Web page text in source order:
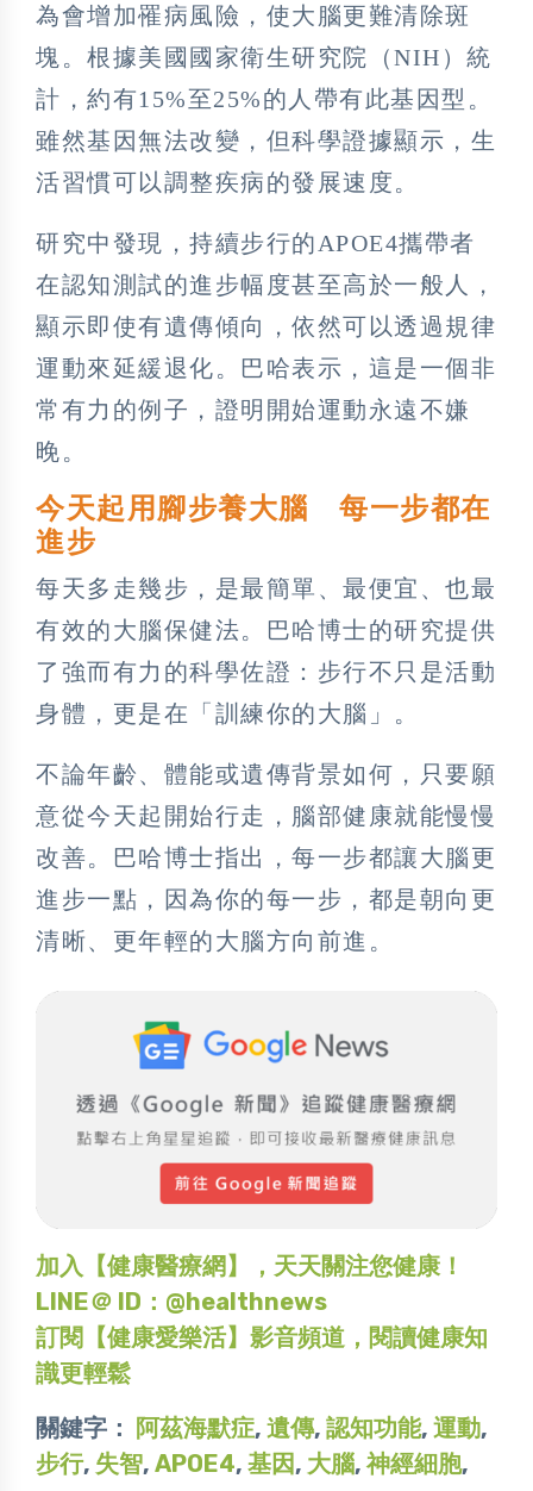
為會增加罹病風險，使大腦更難清除斑
塊。根據美國國家衛生研究院（NIH）統
計，約有15%至25%的人帶有此基因型。
雖然基因無法改變，但科學證據顯示，生
活習慣可以調整疾病的發展速度。
研究中發現，持續步行的APOE4攜帶者
在認知測試的進步幅度甚至高於一般人，
顯示即使有遺傳傾向，依然可以透過規律
運動來延緩退化。巴哈表示，這是一個非
常有力的例子，證明開始運動永遠不嫌
晚。
今天起用腳步養大腦 每一步都在
進步
每天多走幾步，是最簡單、最便宜、也最
有效的大腦保健法。巴哈博士的研究提供
了強而有力的科學佐證：步行不只是活動
身體，更是在「訓練你的大腦」。
不論年齡、體能或遺傳背景如何，只要願
意從今天起開始行走，腦部健康就能慢慢
改善。巴哈博士指出，每一步都讓大腦更
進步一點，因為你的每一步，都是朝向更
清晰、更年輕的大腦方向前進。
加入【健康醫療網】，天天關注您健康！
LINE＠ ID：@healthnews
訂閱【健康愛樂活】影音頻道，閱讀健康知
識更輕鬆
關鍵字：
阿茲海默症, 遺傳, 認知功能, 運動,
步行, 失智, APOE4, 基因, 大腦,神經細胞,